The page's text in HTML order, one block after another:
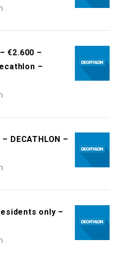
€2.600 –
–
DECATHLON –
only –